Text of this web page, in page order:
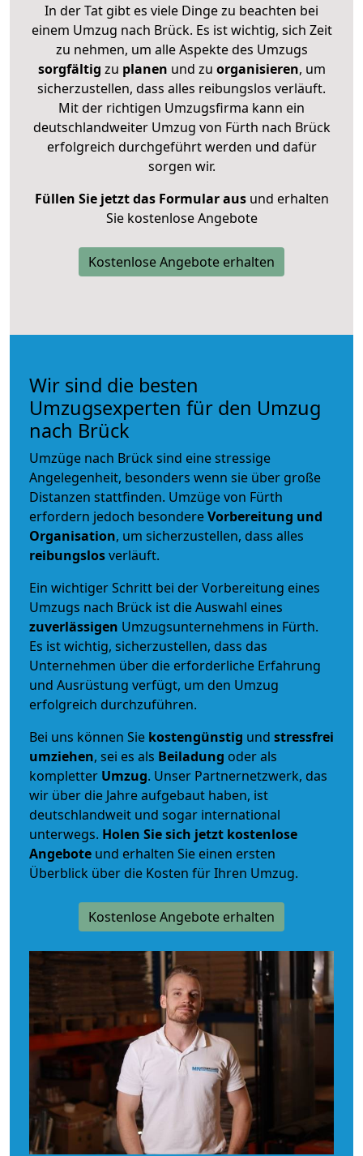
In der Tat gibt es viele Dinge zu beachten bei
einem Umzug nach Brück. Es ist wichtig, sich Zeit
zu nehmen, um alle Aspekte des Umzugs
sorgfältig zu planen und zu organisieren, um
sicherzustellen, dass alles reibungslos verläuft.
Mit der richtigen Umzugsfirma kann ein
deutschlandweiter Umzug von Fürth nach Brück
erfolgreich durchgeführt werden und dafür
sorgen wir.
Füllen Sie jetzt das Formular ausund erhalten
Sie kostenlose Angebote
Kostenlose Angebote erhalten
Wir sind die besten
Umzugsexperten für den Umzug
nach Brück
Umzüge nach Brück sind eine stressige
Angelegenheit, besonders wenn sie über große
Distanzen stattfinden. Umzüge von Fürth
erfordern jedoch besondereVorbereitung und
Organisation, um sicherzustellen, dass alles
reibungslosverläuft.
Ein wichtiger Schritt bei der Vorbereitung eines
Umzugs nach Brück ist die Auswahl eines
zuverlässigen Umzugsunternehmens in Fürth.
Es ist wichtig, sicherzustellen, dass das
Unternehmen über die erforderliche Erfahrung
und Ausrüstung verfügt, um den Umzug
erfolgreich durchzuführen.
Bei uns können Sie kostengünstig und stressfrei
umziehen, sei es als Beiladung oder als
kompletter Umzug. Unser Partnernetzwerk, das
wir über die Jahre aufgebaut haben, ist
deutschlandweit und sogar international
unterwegs. Holen Sie sich jetzt kostenlose
Angebote und erhalten Sie einen ersten
Überblick über die Kosten für Ihren Umzug.
Kostenlose Angebote erhalten